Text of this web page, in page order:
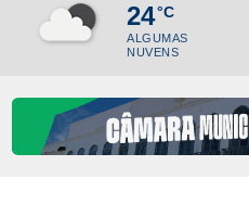
24°C
ALGUMAS
NUVENS